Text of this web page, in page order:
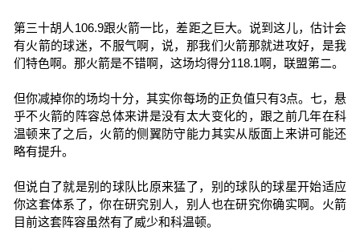
第三十胡人106.9跟火箭一比，差距之巨大。说到这儿，估计会
有火箭的球迷，不服气啊，说，那我们火箭那就进攻好，是我
们特色啊。那火箭是不错啊，这场均得分118.1啊，联盟第二。
但你减掉你的场均十分，其实你每场的正负值只有3点。七，悬
乎不火箭的阵容总体来讲是没有太大变化的，跟之前几年在科
温顿来了之后，火箭的侧翼防守能力其实从版面上来讲可能还
略有提升。
但说白了就是别的球队比原来猛了，别的球队的球星开始适应
你这套体系了，你在研究别人，别人也在研究你确实啊。火箭
目前这套阵容虽然有了威少和科温顿。